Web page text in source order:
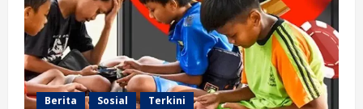
Berita Sosial Terkini